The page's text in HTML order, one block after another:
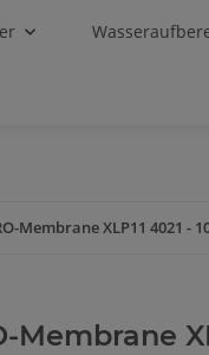
Membrane XLP11 4021 -
Membrane